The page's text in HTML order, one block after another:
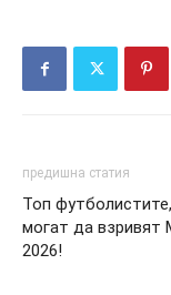
предишна статия
Топ
могат да взривят
2026!